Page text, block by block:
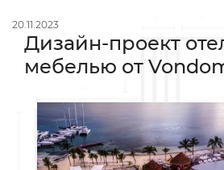
20.11.2023
Дизайн-проект
мебелью от